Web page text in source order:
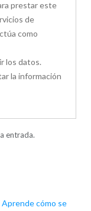
prestar este
de
como
los datos.
la información
entrada.
Aprende cómo se